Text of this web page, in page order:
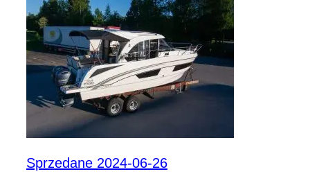
Sprzedane 2024-06-26